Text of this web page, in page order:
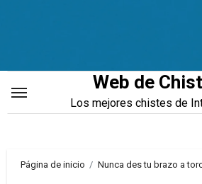
Web de
Los mejores chistes de
Página de inicio Nunca des tu brazo a